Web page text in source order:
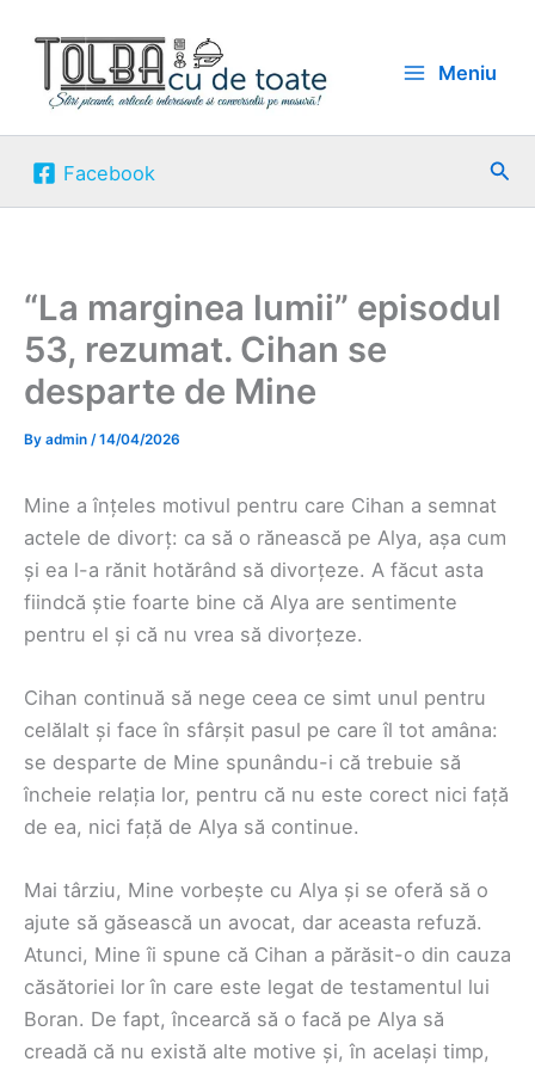
content
Meniu
Facebook
“La marginea lumii” episodul
53, rezumat. Cihan se
desparte de Mine
By admin /14/04/2026
Mine a înțeles motivul pentru care Cihan a semnat
actele de divorț: ca să o rănească pe Alya, așa cum
și ea l-a rănit hotărând să divorțeze. A făcut asta
fiindcă știe foarte bine că Alya are sentimente
pentru el și că nu vrea să divorțeze.
Cihan continuă să nege ceea ce simt unul pentru
celălalt și face în sfârșit pasul pe care îl tot amâna:
se desparte de Mine spunându-i că trebuie să
încheie relația lor, pentru că nu este corect nici față
de ea, nici față de Alya să continue.
Mai târziu, Mine vorbește cu Alya și se oferă să o
ajute să găsească un avocat, dar aceasta refuză.
Atunci, Mine îi spune că Cihan a părăsit-o din cauza
căsătoriei lor în care este legat de testamentul lui
Boran. De fapt, încearcă să o facă pe Alya să
creadă că nu există alte motive și, în același timp,